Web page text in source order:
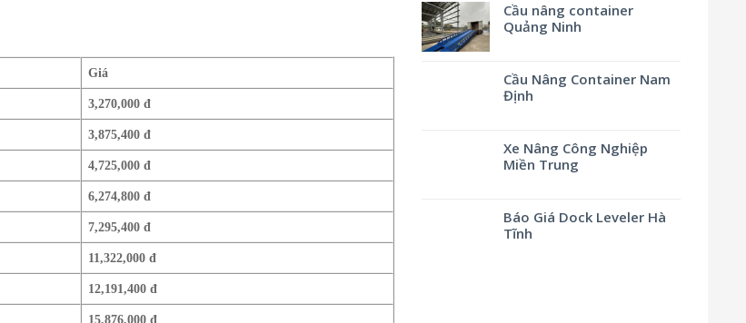
Cầu nâng container
Quảng Ninh
Cầu Nâng Container Nam
Định
Xe Nâng Công Nghiệp
Miền Trung
Báo Giá Dock Leveler Hà
Tĩnh
Giá
3,270,000 đ
3,875,400 đ
4,725,000 đ
6,274,800 đ
7,295,400 đ
11,322,000 đ
12,191,400 đ
15,876,000 đ